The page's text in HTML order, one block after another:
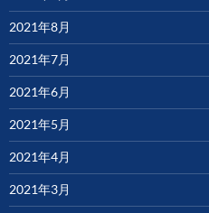
2021年8月
2021年7月
2021年6月
2021年5月
2021年4月
2021年3月